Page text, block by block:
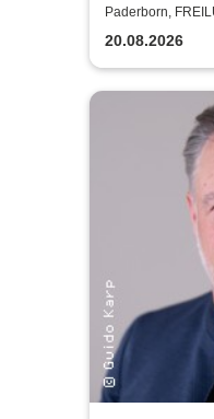
Paderborn,
20.08.2026